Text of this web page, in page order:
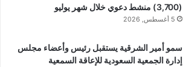
(3,700) منشط دعوي خلال شهر يوليو
5 أغسطس, 2026
سمو أمير الشرقية يستقبل رئيس وأعضاء مجلس
إدارة الجمعية السعودية للإعاقة السمعية